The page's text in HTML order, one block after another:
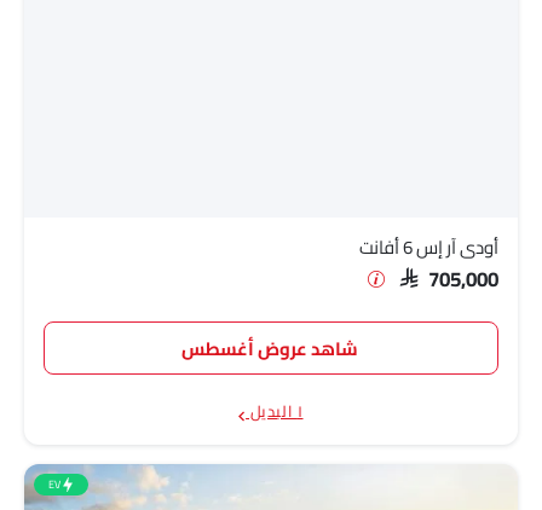
أودي آر إس 6 أفانت
SAR 705,000
شاهد عروض أغسطس
١ البديل
EV